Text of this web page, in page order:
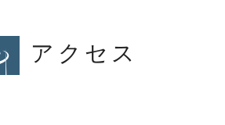
アクセス